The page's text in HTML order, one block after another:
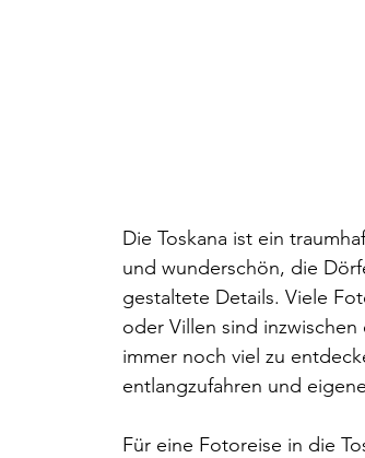
Die Toskana ist ein
und wunderschön, die
gestaltete Details. Viele
oder Villen sind
immer noch viel zu
entlangzufahren und
Für eine Fotoreise in die